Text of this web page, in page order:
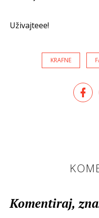
Uživajteee!
KRAFNE
Komentiraj,